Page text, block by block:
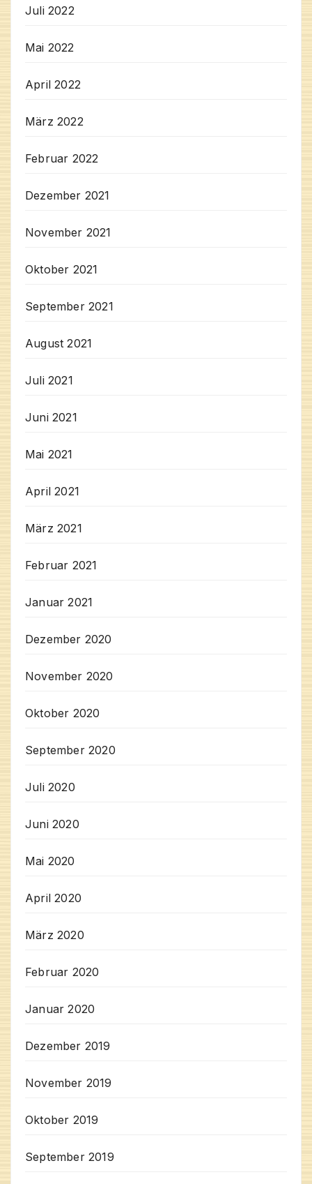
Juli 2022
Mai 2022
April 2022
März 2022
Februar 2022
Dezember 2021
November 2021
Oktober 2021
September 2021
August 2021
Juli 2021
Juni 2021
Mai 2021
April 2021
März 2021
Februar 2021
Januar 2021
Dezember 2020
November 2020
Oktober 2020
September 2020
Juli 2020
Juni 2020
Mai 2020
April 2020
März 2020
Februar 2020
Januar 2020
Dezember 2019
November 2019
Oktober 2019
September 2019